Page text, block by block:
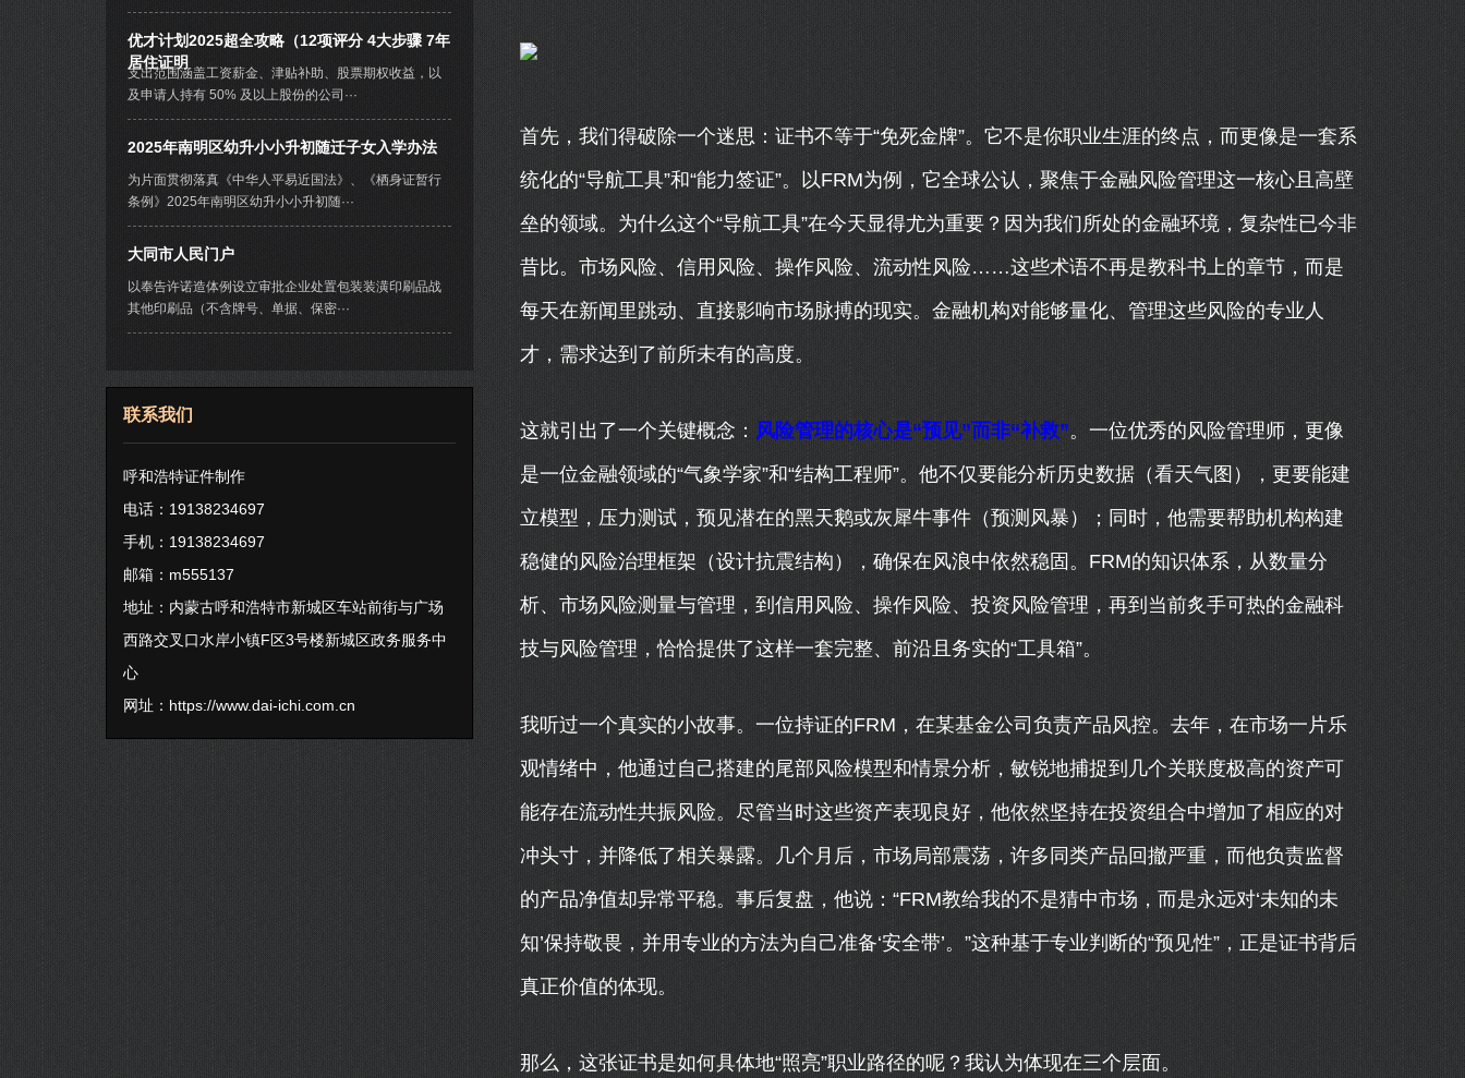
优才计划2025超全攻略（12项评分 4大步骤 7年
居住证明
支出范围涵盖工资薪金、津贴补助、股票期权收益，以
及申请人持有 50% 及以上股份的公司···
2025年南明区幼升小小升初随迁子女入学办法
为片面贯彻落真《中华人平易近国法》、《栖身证暂行
条例》2025年南明区幼升小小升初随···
大同市人民门户
以奉告许诺造体例设立审批企业处置包装装潢印刷品战
其他印刷品（不含牌号、单据、保密···
联系我们
呼和浩特证件制作
电话：19138234697
手机：19138234697
邮箱：m555137
地址：内蒙古呼和浩特市新城区车站前街与广场
西路交叉口水岸小镇F区3号楼新城区政务服务中
心
网址： https://www.dai-ichi.com.cn
首先，我们得破除一个迷思：证书不等于“免死金牌”。它不是你职业生涯的终点，而更像是一套系
统化的“导航工具”和“能力签证”。以FRM为例，它全球公认，聚焦于金融风险管理这一核心且高壁
垒的领域。为什么这个“导航工具”在今天显得尤为重要？因为我们所处的金融环境，复杂性已今非
昔比。市场风险、信用风险、操作风险、流动性风险……这些术语不再是教科书上的章节，而是
每天在新闻里跳动、直接影响市场脉搏的现实。金融机构对能够量化、管理这些风险的专业人
才，需求达到了前所未有的高度。
这就引出了一个关键概念： 风险管理的核心是“预见”而非“补救”。一位优秀的风险管理师，更像
是一位金融领域的“气象学家”和“结构工程师”。他不仅要能分析历史数据（看天气图），更要能建
立模型，压力测试，预见潜在的黑天鹅或灰犀牛事件（预测风暴）；同时，他需要帮助机构构建
稳健的风险治理框架（设计抗震结构），确保在风浪中依然稳固。FRM的知识体系，从数量分
析、市场风险测量与管理，到信用风险、操作风险、投资风险管理，再到当前炙手可热的金融科
技与风险管理，恰恰提供了这样一套完整、前沿且务实的“工具箱”。
我听过一个真实的小故事。一位持证的FRM，在某基金公司负责产品风控。去年，在市场一片乐
观情绪中，他通过自己搭建的尾部风险模型和情景分析，敏锐地捕捉到几个关联度极高的资产可
能存在流动性共振风险。尽管当时这些资产表现良好，他依然坚持在投资组合中增加了相应的对
冲头寸，并降低了相关暴露。几个月后，市场局部震荡，许多同类产品回撤严重，而他负责监督
的产品净值却异常平稳。事后复盘，他说：“FRM教给我的不是猜中市场，而是永远对‘未知的未
知’保持敬畏，并用专业的方法为自己准备‘安全带’。”这种基于专业判断的“预见性”，正是证书背后
真正价值的体现。
那么，这张证书是如何具体地“照亮”职业路径的呢？我认为体现在三个层面。